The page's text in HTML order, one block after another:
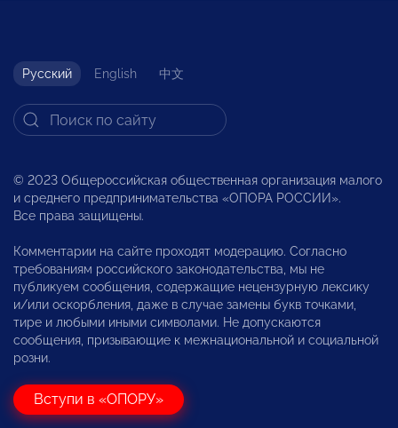
Русский English 中文
© 2023 Общероссийская общественная организация малого
и среднего предпринимательства «ОПОРА РОССИИ».
Все права защищены.
Комментарии на сайте проходят модерацию. Согласно
требованиям российского законодательства, мы не
публикуем сообщения, содержащие нецензурную лексику
и/или оскорбления, даже в случае замены букв точками,
тире и любыми иными символами. Не допускаются
сообщения, призывающие к межнациональной и социальной
розни.
Вступи в «ОПОРУ»